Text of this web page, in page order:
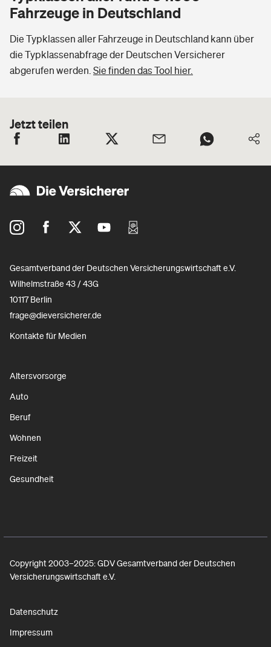
Fahrzeuge in Deutschland
Die Typklassen aller Fahrzeuge in Deutschland kann über
die Typklassenabfrage der Deutschen Versicherer
abgerufen werden. Sie finden das Tool hier.
Jetzt teilen
Gesamtverband der Deutschen Versicherungswirtschaft e.V.
Wilhelmstraße 43 / 43G
10117 Berlin
frage@dieversicherer.de
Kontakte für Medien
Altersvorsorge
Auto
Beruf
Wohnen
Freizeit
Gesundheit
Copyright 2003–2025: GDV Gesamtverband der Deutschen
Versicherungswirtschaft e.V.
Datenschutz
Impressum